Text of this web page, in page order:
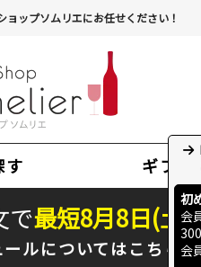
ップソムリエにお任せください！
す ギフト
で最短8月8日(土)
ルについてはこちら